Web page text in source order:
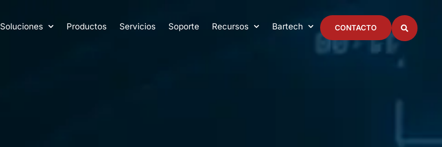
Soluciones Productos Servicios Soporte Recursos Bartech CONTACTO